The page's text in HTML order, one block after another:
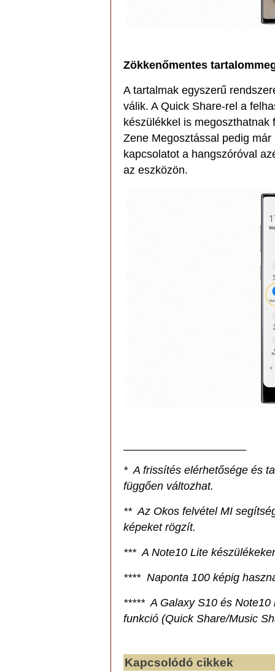
Zökkenőmentes
A tartalmak egyszerű
válik. A Quick Share-rel a
készülékkel is
Zene Megosztással pedig
kapcsolatot a hangszóróval
az eszközön.
* A frissítés elérhetősége és
függően változhat.
** Az Okos felvétel MI
képeket rögzít.
*** A Note10 Lite
**** Naponta 100 képig
***** A Galaxy S10 és
funkció (Quick Share/Music
Kapcsolódó cikkek